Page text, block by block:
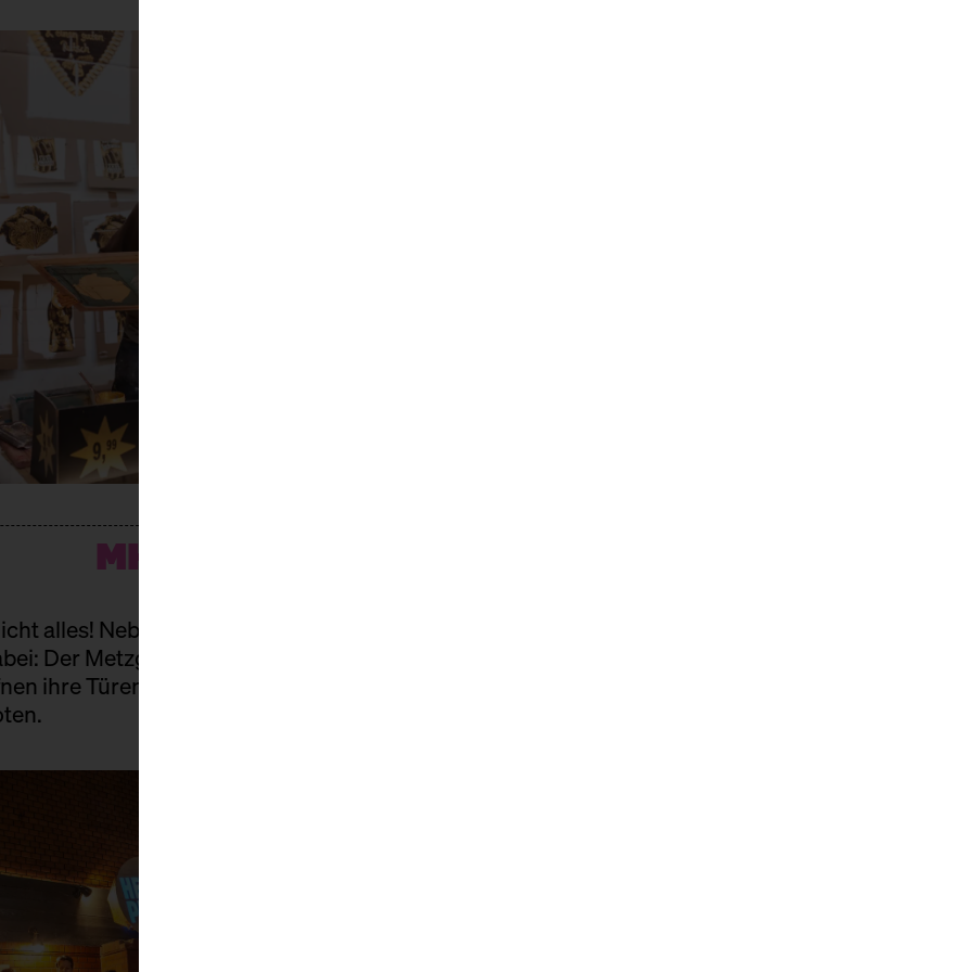
MH9-ALLSTARS
alles! Neben unseren fantastischen Gastständen sind auch die
Der Metzger, der Kräuterladen, die Fischtheke und all eure
ihre Türen und verwöhnen euch mit wunderbaren